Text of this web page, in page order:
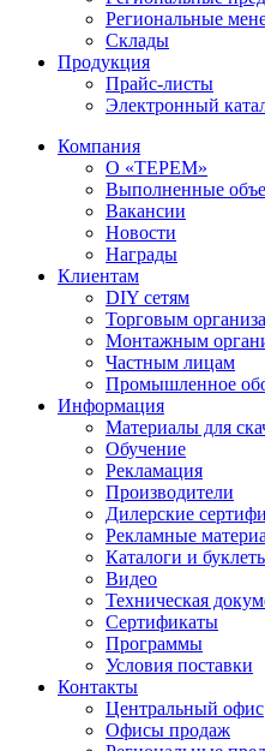
Региональные
Склады
Продукция
Прайс-листы
Электронный
Компания
О «ТЕРЕМ»
Выполненные
Вакансии
Новости
Награды
Клиентам
DIY сетям
Торговым
Монтажным
Частным лицам
Промышленное
Информация
Материалы для
Обучение
Рекламация
Производители
Дилерские
Рекламные
Каталоги и
Видео
Техническая
Сертификаты
Программы
Условия поставки
Контакты
Центральный офис
Офисы продаж